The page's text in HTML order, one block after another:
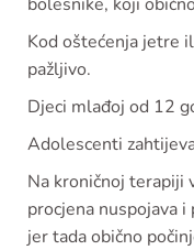
Kod oštećenja jetre
pažljivo.
Djeci mlađoj od 12
Adolescenti
Na kroničnoj terapiji
procjena nuspojava
jer tada obično